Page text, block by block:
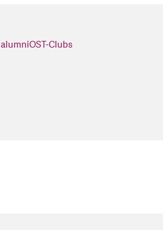
alumniOST-Clubs